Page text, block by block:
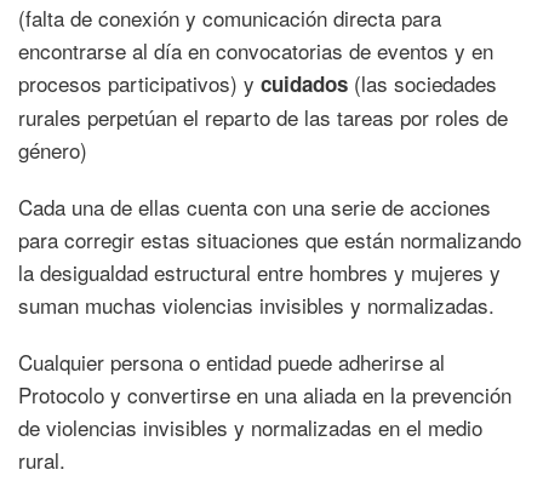
(falta de conexión y comunicación directa para
encontrarse al día en convocatorias de eventos y en
procesos participativos) y cuidados (las sociedades
rurales perpetúan el reparto de las tareas por roles de
género)
Cada una de ellas cuenta con una serie de acciones
para corregir estas situaciones que están normalizando
la desigualdad estructural entre hombres y mujeres y
suman muchas violencias invisibles y normalizadas.
Cualquier persona o entidad puede adherirse al
Protocolo y convertirse en una aliada en la prevención
de violencias invisibles y normalizadas en el medio
rural.